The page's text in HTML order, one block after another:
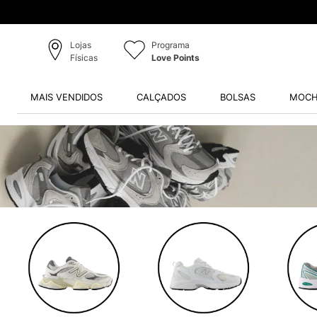
Lojas
Físicas
Programa
Love Points
MAIS VENDIDOS CALÇADOS BOLSAS